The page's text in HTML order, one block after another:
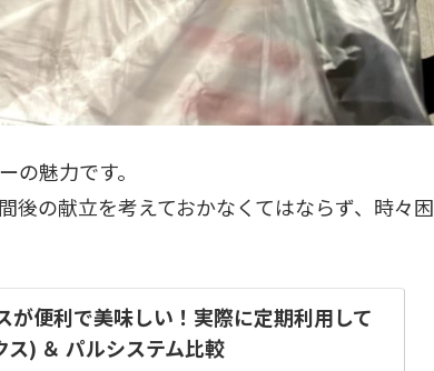
の魅力です。
後の献立を考えておかなくてはならず、時々困
が便利で美味しい！実際に定期利用して
) ＆ パルシステム比較